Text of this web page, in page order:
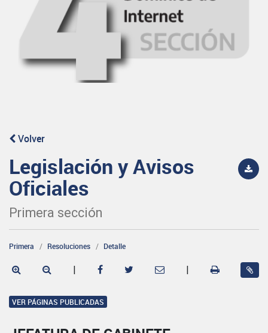
Volver
Legislación y Avisos
Oficiales
Primera sección
Primera Resoluciones Detalle
| |
VER PÁGINAS PUBLICADAS